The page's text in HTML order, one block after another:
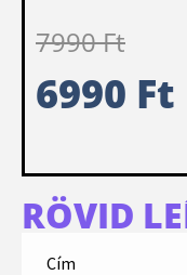
7990Ft
6990 Ft
RÖVID
Cím